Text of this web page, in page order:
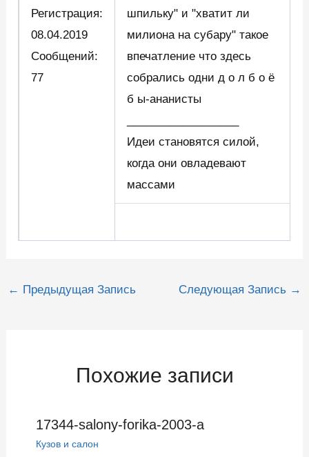
Регистрация:
08.04.2019
Сообщений:
77
шпильку" и "хватит ли
милиона на субару" такое
впечатление что здесь
собрались одни д о л б о ё
б ы-ананисты
Идеи становятся силой,
когда они овладевают
массами
Навигация
← Предыдущая Запись Следующая Запись →
Похожие записи
17344-salony-forika-2003-a
Кузов и салон